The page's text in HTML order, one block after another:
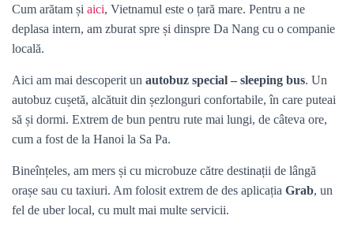
Cum arătam și aici, Vietnamul este o țară mare. Pentru a ne
deplasa intern, am zburat spre și dinspre Da Nang cu o companie
locală.
Aici am mai descoperit un autobuz special – sleeping bus. Un
autobuz cușetă, alcătuit din șezlonguri confortabile, în care puteai
să și dormi. Extrem de bun pentru rute mai lungi, de câteva ore,
cum a fost de la Hanoi la Sa Pa.
Bineînțeles, am mers și cu microbuze către destinații de lângă
orașe sau cu taxiuri. Am folosit extrem de des aplicația Grab, un
fel de uber local, cu mult mai multe servicii.